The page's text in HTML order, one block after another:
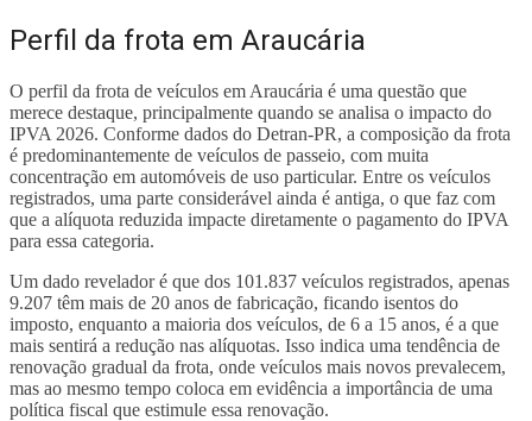
Perfil da frota em Araucária
O perfil da frota de veículos em Araucária é uma questão que
merece destaque, principalmente quando se analisa o impacto do
IPVA 2026. Conforme dados do Detran-PR, a composição da frota
é predominantemente de veículos de passeio, com muita
concentração em automóveis de uso particular. Entre os veículos
registrados, uma parte considerável ainda é antiga, o que faz com
que a alíquota reduzida impacte diretamente o pagamento do IPVA
para essa categoria.
Um dado revelador é que dos 101.837 veículos registrados, apenas
9.207 têm mais de 20 anos de fabricação, ficando isentos do
imposto, enquanto a maioria dos veículos, de 6 a 15 anos, é a que
mais sentirá a redução nas alíquotas. Isso indica uma tendência de
renovação gradual da frota, onde veículos mais novos prevalecem,
mas ao mesmo tempo coloca em evidência a importância de uma
política fiscal que estimule essa renovação.